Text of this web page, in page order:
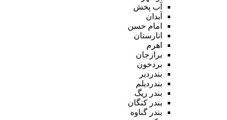
آب پخش
آبدان
امام حسن
انارستان
اهرم
برازجان
بردخون
بندردیر
بندردیلم
بندر ریگ
بندر کنگان
بندر گناوه